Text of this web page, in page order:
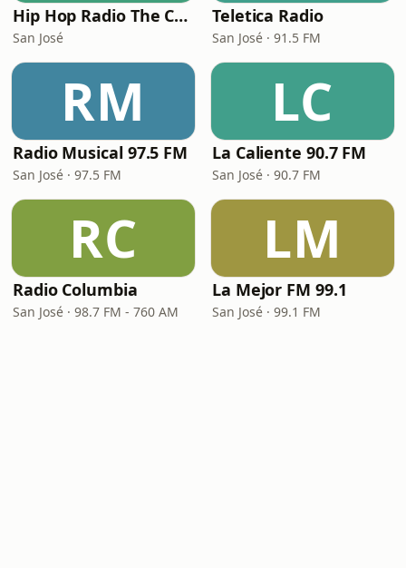
Hip Hop Radio The Crew
San José
Teletica Radio
San José · 91.5 FM
RM
Radio Musical 97.5 FM
San José · 97.5 FM
LC
La Caliente 90.7 FM
San José · 90.7 FM
RC
Radio Columbia
San José · 98.7 FM - 760 AM
LM
La Mejor FM 99.1
San José · 99.1 FM